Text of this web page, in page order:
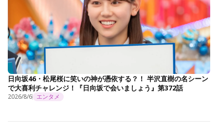
日向坂46・松尾桜に笑いの神が憑依する？！ 半沢直樹の名シーン
で大喜利チャレンジ！『日向坂で会いましょう』第372話
2026/8/6 エンタメ